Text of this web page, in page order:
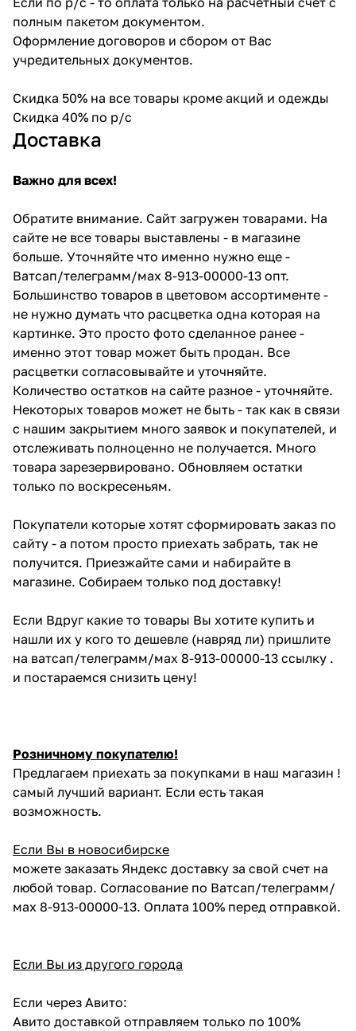
полным пакетом документом.
Оформление договоров и сбором от Вас
учредительных документов.
Скидка 50% на все товары кроме акций и одежды
Скидка 40% по р/с
Доставка
Важно для всех!
Обратите внимание. Сайт загружен товарами. На
сайте не все товары выставлены - в магазине
больше. Уточняйте что именно нужно еще -
Ватсап/телеграмм/мах 8-913-00000-13 опт.
Большинство товаров в цветовом ассортименте -
не нужно думать что расцветка одна которая на
картинке. Это просто фото сделанное ранее -
именно этот товар может быть продан. Все
расцветки согласовывайте и уточняйте.
Количество остатков на сайте разное - уточняйте.
Некоторых товаров может не быть - так как в связи
с нашим закрытием много заявок и покупателей, и
отслеживать полноценно не получается. Много
товара зарезервировано. Обновляем остатки
только по воскресеньям.
Покупатели которые хотят сформировать заказ по
сайту - а потом просто приехать забрать, так не
получится. Приезжайте сами и набирайте в
магазине. Собираем только под доставку!
Если Вдруг какие то товары Вы хотите купить и
нашли их у кого то дешевле (навряд ли) пришлите
на ватсап/телеграмм/мах 8-913-00000-13 ссылку .
и постараемся снизить цену!
Розничному покупателю!
Предлагаем приехать за покупками в наш магазин !
самый лучший вариант. Если есть такая
возможность.
Если Вы в новосибирске
можете заказать Яндекс доставку за свой счет на
любой товар. Согласование по Ватсап/телеграмм/
мах 8-913-00000-13. Оплата 100% перед отправкой.
Если Вы из другого города
Если через Авито:
Авито доставкой отправляем только по 100%